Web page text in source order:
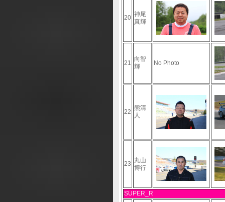
20 神尾
真輝
21
向智
輝
No Photo
22
熊清
人
23 丸山
博行
SUPER_R